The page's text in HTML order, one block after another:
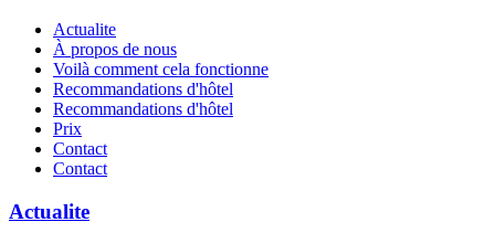
Actualite
À propos de nous
Voilà comment cela fonctionne
Recommandations d'hôtel
Recommandations d'hôtel
Prix
Contact
Contact
Actualite